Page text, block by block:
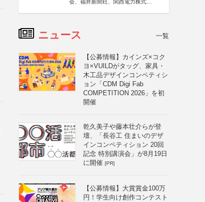
会、福井新聞社、関西電力株式会
ニュース 一覧
【公募情報】カインズ×コク
ヨ×VUILDがタッグ、家具・
木工品デザインコンペティシ
ョン「CDM Digi Fab
COMPETITION 2026」を初
開催
乾久美子や藤本壮介らが登
壇、「長谷工 住まいのデザ
インコンペティション 20回
記念 特別講演会」が8月19日
に開催 [PR]
【公募情報】大賞賞金100万
円！学生向け創作コンテスト